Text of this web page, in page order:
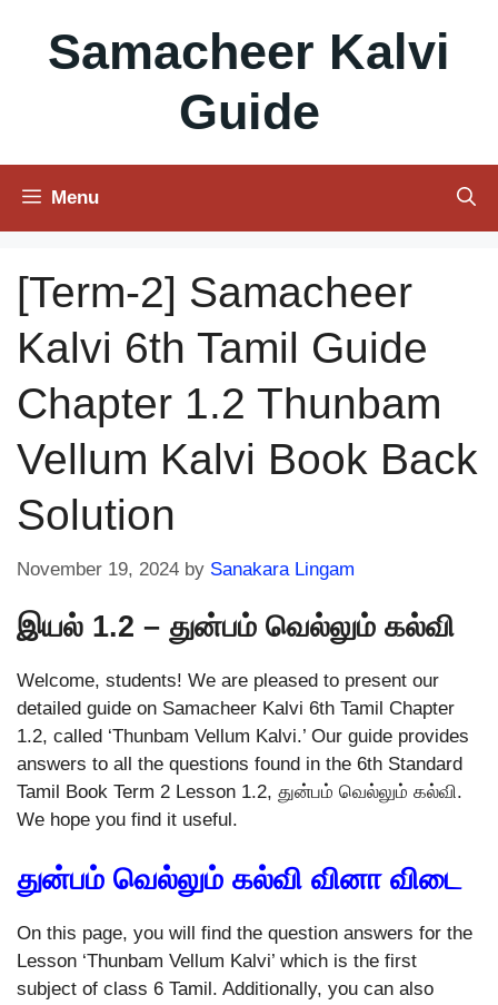
contentSamacheer Kalvi
Guide
Menu
[Term-2] Samacheer
Kalvi 6th Tamil Guide
Chapter 1.2 Thunbam
Vellum Kalvi Book Back
Solution
November 19, 2024 by Sanakara Lingam
இயல் 1.2 – துன்பம் வெல்லும் கல்வி
Welcome, students! We are pleased to present our
detailed guide on Samacheer Kalvi 6th Tamil Chapter
1.2, called ‘Thunbam Vellum Kalvi.’ Our guide provides
answers to all the questions found in the 6th Standard
Tamil Book Term 2 Lesson 1.2, துன்பம் வெல்லும் கல்வி.
We hope you find it useful.
துன்பம் வெல்லும் கல்வி வினா விடை
On this page, you will find the question answers for the
Lesson ‘Thunbam Vellum Kalvi’ which is the first
subject of class 6 Tamil. Additionally, you can also